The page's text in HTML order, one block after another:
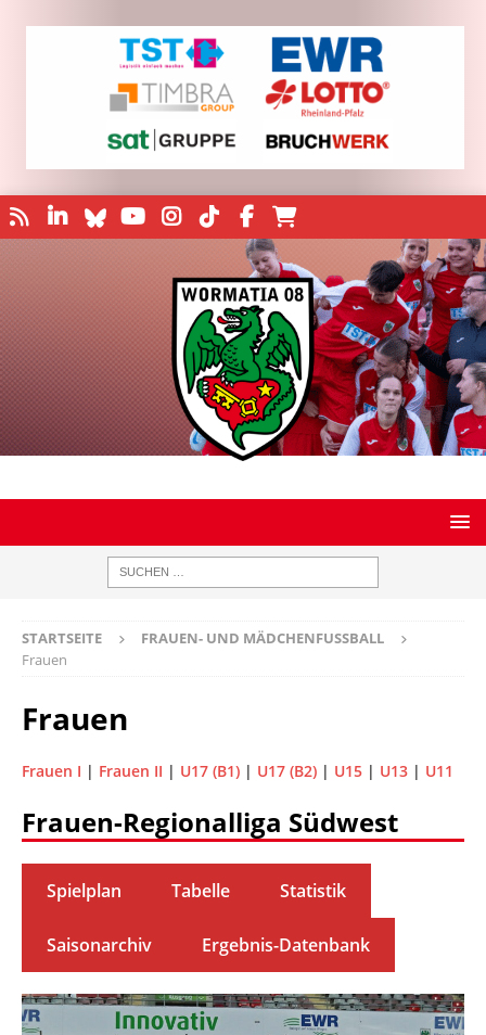
STARTSEITE
FRAUEN- UND MÄDCHENFUSSBALL
Frauen
Frauen
Frauen I | Frauen II | U17 (B1) | U17 (B2) | U15 | U13 | U11
Frauen-Regionalliga Südwest
Spielplan Tabelle Statistik
Saisonarchiv Ergebnis-Datenbank